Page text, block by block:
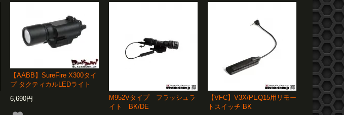
【AABB】SureFire X300タイ
プ タクティカルLEDライト
6,690円
M952Vタイプ フラッシュラ
イト BK/DE
【VFC】V3X/PEQ15用リモー
トスイッチ BK